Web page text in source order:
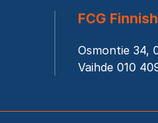
FCG
Osmontie 34,
Vaihde 010